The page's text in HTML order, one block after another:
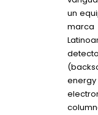
un
marca
energy